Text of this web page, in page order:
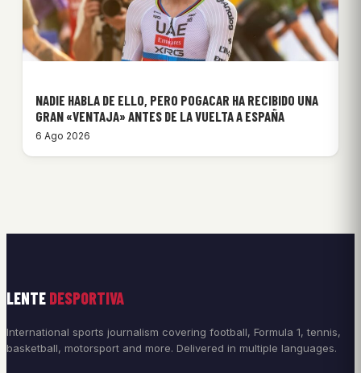
NADIE HABLA DE ELLO, PERO POGACAR HA RECIBIDO UNA
GRAN «VENTAJA» ANTES DE LA VUELTA A ESPAÑA
6 Ago 2026
LENTE DESPORTIVA
International sports journalism covering football, Formula 1, tennis,
basketball, motorsport and more. Delivered in multiple languages.